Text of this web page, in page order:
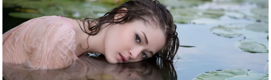
क
मा
तृ
भू
मि